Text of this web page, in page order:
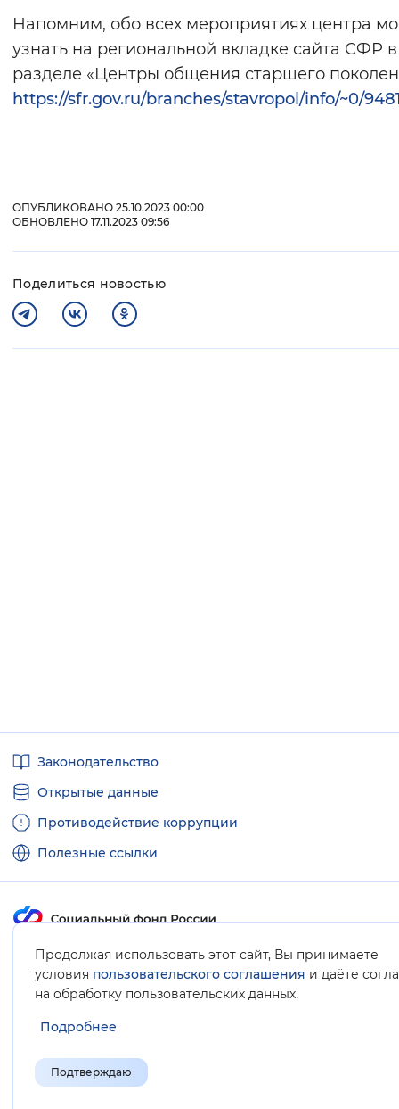
Напомним, обо всех мероприятиях центра
узнать на региональной вкладке сайта СФР в
разделе «Центры общения старшего
https://sfr.gov.ru/branches/stavropol/info/~0/
ОПУБЛИКОВАНО 25.10.2023 00:00
ОБНОВЛЕНО 17.11.2023 09:56
Поделиться новостью
Продолжая использовать этот сайт, Вы принимаете
условия пользовательского соглашения и даёте
на обработку пользовательских данных.
Подробнее
Подтверждаю
ссылкиЗаконодательство
Открытые данные
Противодействие коррупции
Полезные ссылки
Карта сайта
© Социальный фонд России, 2008-2026